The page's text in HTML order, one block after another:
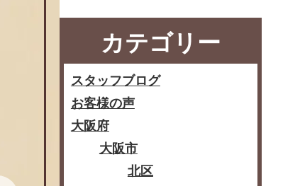
カテゴリー
スタッフブログ
お客様の声
大阪府
大阪市
北区